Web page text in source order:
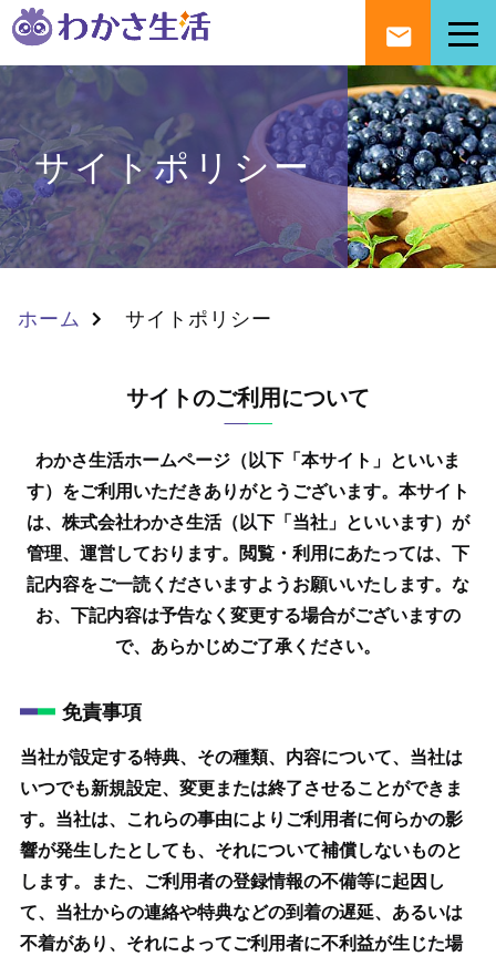
サイトポリシー
ホーム サイトポリシー
サイトのご利用について
わかさ生活ホームページ（以下「本サイト」といいま
す）をご利用いただきありがとうございます。 本サイト
は、株式会社わかさ生活（以下「当社」といいます）が
管理、運営しております。
閲覧・利用にあたっては、下
記内容をご一読くださいますようお願いいたします。 な
お、下記内容は予告なく変更する場合がございますの
で、あらかじめご了承ください。
免責事項
当社が設定する特典、その種類、内容について、当社は
いつでも新規設定、変更または終了させることができま
す。当社は、これらの事由によりご利用者に何らかの影
響が発生したとしても、それについて補償しないものと
します。また、ご利用者の登録情報の不備等に起因し
て、当社からの連絡や特典などの到着の遅延、あるいは
不着があり、それによってご利用者に不利益が生じた場